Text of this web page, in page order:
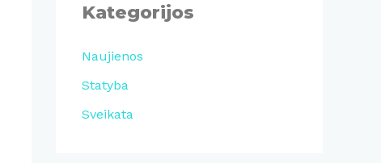
Kategorijos
Naujienos
Statyba
Sveikata